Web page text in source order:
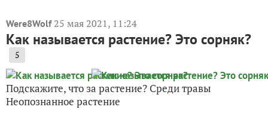
Were8Wolf 25 мая 2021, 11:24
Как называется растение? Это сорняк?
5
Подскажите, что за растение? Среди травы
Неопознанное растение